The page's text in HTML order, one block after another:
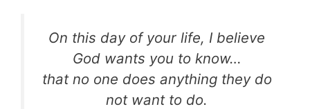
On this day of your life, I believe
God wants you to know…
that no one does anything they do
not want to do.